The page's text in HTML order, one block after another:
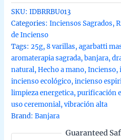
Resin
de
Banjara
Agarbatti
Masala
mano
25g
SKU:IDBRRBU013
Categories:Inciensos Sagrados,
de Incienso
Tags:25g,8 varillas,agarbatti
aromaterapia sagrada,banjara,
natural,Hecho a mano,Incienso,
incienso ecológico,incienso
limpieza energetica,purificación
uso ceremonial,vibración alta
Brand:Banjara
Guaranteed